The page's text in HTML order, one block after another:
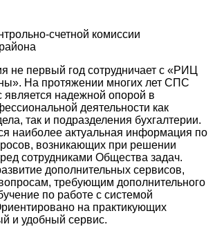
счетной комиссии
не первый год сотрудничает с «РИЦ
На протяжении многих лет СПС
является надежной опорой в
деятельности как
так и подразделения бухгалтерии.
наиболее актуальная информация по
возникающих при решении
сотрудниками Общества задач.
дополнительных сервисов,
требующим дополнительного
по работе с системой
на практикующих
и удобный сервис.